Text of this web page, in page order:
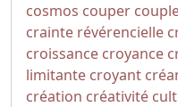
cosmos couper
crainte révérencielle
croissance croyance
limitante croyant
création créativité